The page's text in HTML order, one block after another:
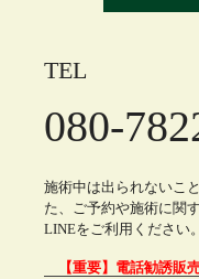
TEL
080-
施術中は出られないこ
た、ご予約や施術に関
LINEをご利用ください。
【重要】電話勧誘販